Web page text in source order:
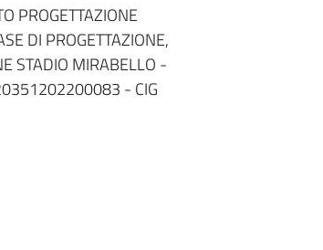
PROGETTAZIONE
DI PROGETTAZIONE,
STADIO MIRABELLO -
- CIG